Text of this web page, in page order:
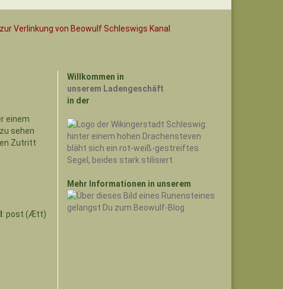
: post (Ætt)
Willkommen in
unserem Ladengeschäft
in der
Mehr Informationen in unserem